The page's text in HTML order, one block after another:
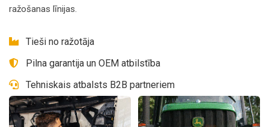
ražošanas līnijas.
Tieši no ražotāja
Pilna garantija un OEM atbilstība
Tehniskais atbalsts B2B partneriem